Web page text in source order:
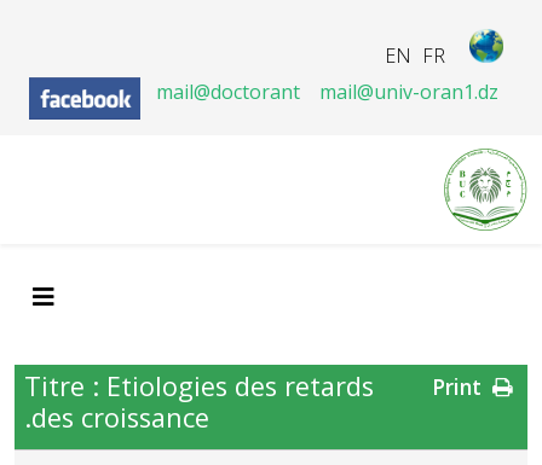
FR
EN
mail@doctorant
mail@univ-oran1.dz
Titre : Etiologies des retards
des croissance.